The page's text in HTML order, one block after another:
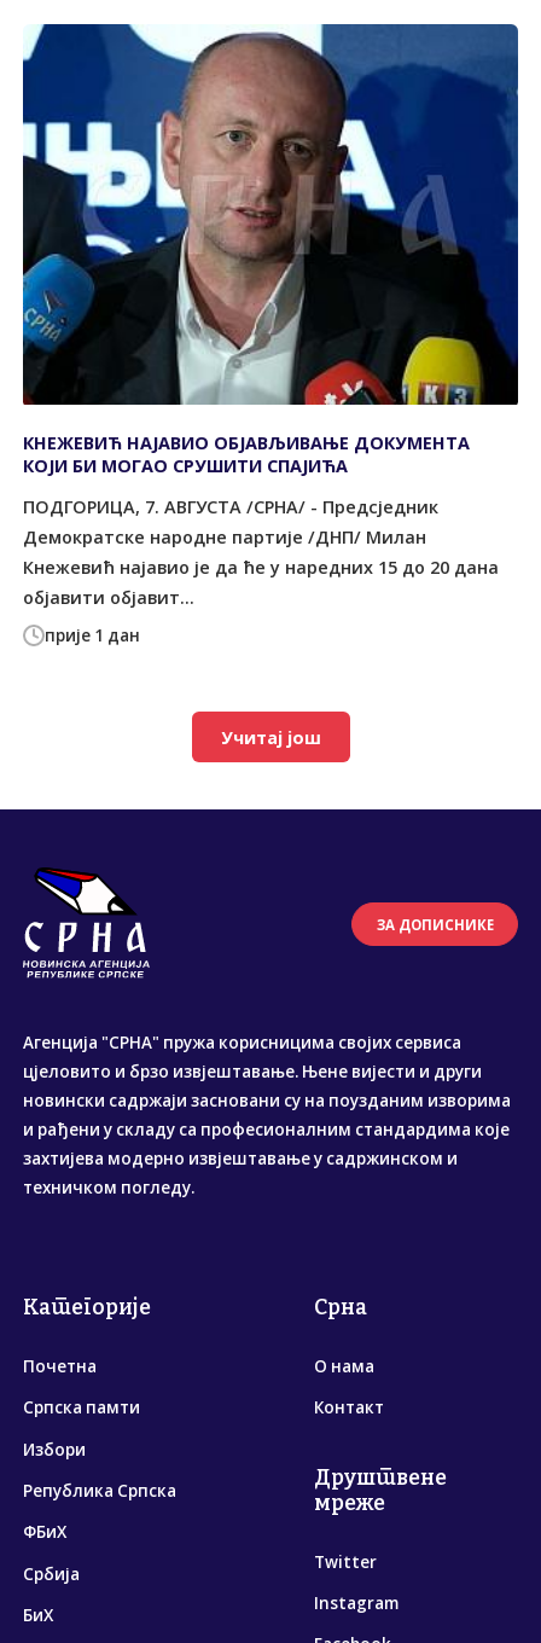
прије 1 дан
КНЕЖЕВИЋ НАЈАВИО ОБЈАВЉИВАЊЕ ДОКУМЕНТА
КОЈИ БИ МОГАО СРУШИТИ СПАЈИЋА
ПОДГОРИЦА, 7. АВГУСТА /СРНА/ - Предсједник
Демократске народне партије /ДНП/ Милан
Кнежевић најавио је да ће у наредних 15 до 20 дана
објавити објавит...
Учитај још
ЗА ДОПИСНИКЕ
Агенција "СРНА" пружа корисницима својих сервиса
цјеловито и брзо извјештавање. Њене вијести и други
новински садржаји засновани су на поузданим изворима
и рађени у складу са професионалним стандардима које
захтијева модерно извјештавање у садржинском и
техничком погледу.
Категорије
Почетна
Српска памти
Избори
Република Српска
ФБиХ
Србија
БиХ
Срна
О нама
Контакт
Друштвене
мреже
Twitter
Instagram